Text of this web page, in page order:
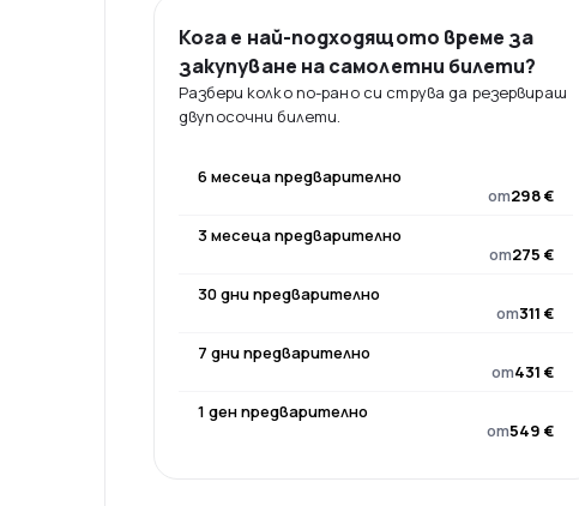
Кога е най-подходящото време за
закупуване на самолетни билети?
Разбери колко по-рано си струва да резервираш
двупосочни билети.
6 месеца предварително
от298 €
3 месеца предварително
от275 €
30 дни предварително
от311 €
7 дни предварително
от431 €
1 ден предварително
от549 €